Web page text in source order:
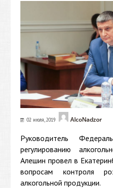
02 июля, 2019 AlcoNadzor
Руководитель
регулированию
Алешин провел в
вопросам контроля
алкогольной продукции.